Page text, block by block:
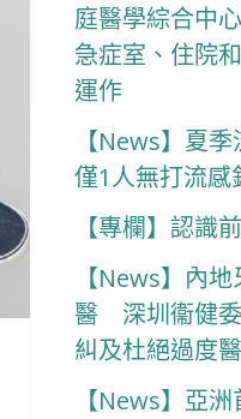
庭醫學綜合中
急症室、住院
運作
【News】夏
僅1人無打流感
【專欄】認識
【News】內
醫 深圳衞健委
糾及杜絕過度
【News】亞